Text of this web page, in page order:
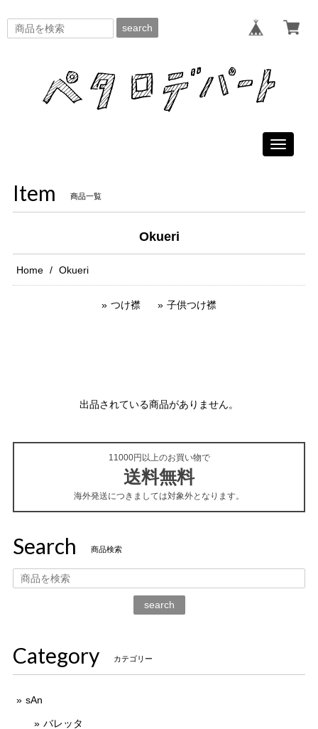
search
Toggle
Item 商品一覧
Okueri
Home Okueri
つけ襟 子供つけ襟
出品されている商品がありません。
11000円以上のお買い物で
送料無料
海外発送につきましては対象外となります。
Search 商品検索
search
Category カテゴリー
sAn
バレッタ